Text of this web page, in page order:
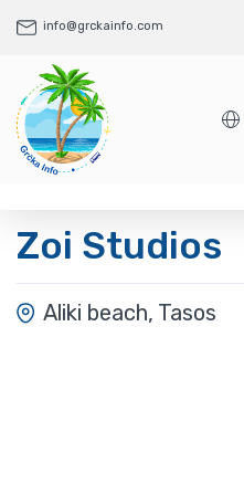
info@grckainfo.com
Zoi Studios
Aliki beach, Tasos